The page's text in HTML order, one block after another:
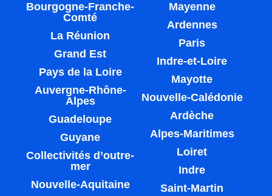
Bourgogne-Franche-
Comté
La Réunion
Grand Est
Pays de la Loire
Auvergne-Rhône-
Alpes
Guadeloupe
Guyane
Collectivités d’outre-
mer
Nouvelle-Aquitaine
Mayenne
Ardennes
Paris
Indre-et-Loire
Mayotte
Nouvelle-Calédonie
Ardèche
Alpes-Maritimes
Loiret
Indre
Saint-Martin